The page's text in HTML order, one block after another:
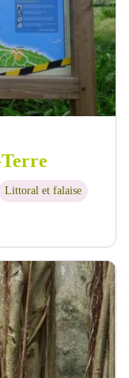
Littoral et falaise